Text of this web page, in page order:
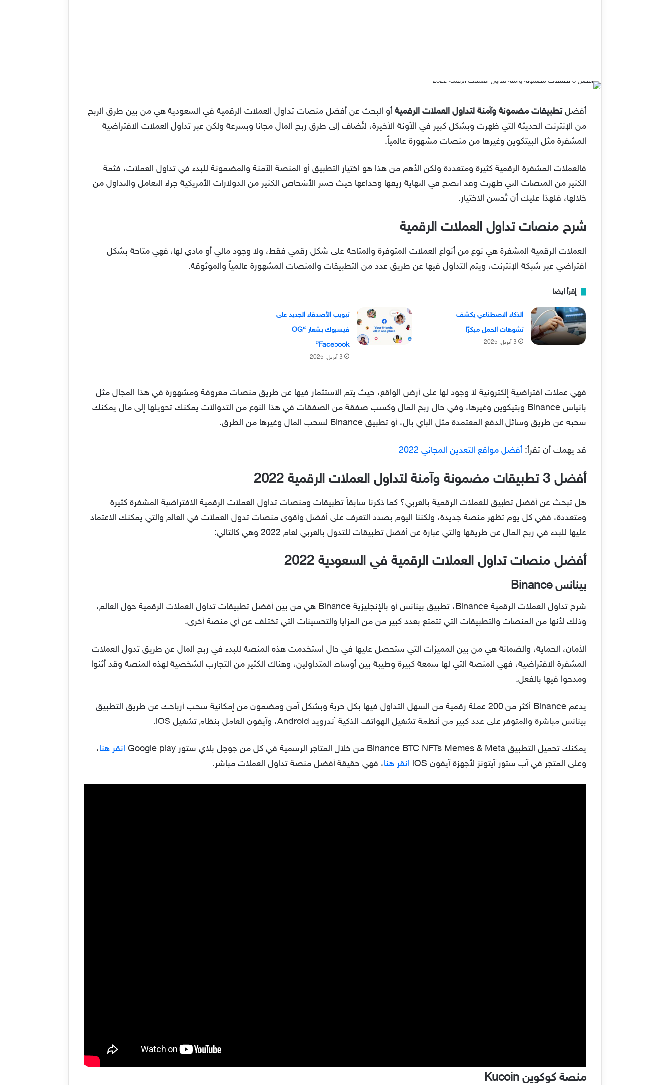
أفضلتطبيقات مضمونة وآمنة لتداول العملات الرقمية أو البحث عن أفضل منصات تداول العملات الرقمية في السعودية هي من بين طرق الربح
من الإنترنت الحديثة التي ظهرت وبشكل كبير في الآونة الأخيرة، لتُضاف إلى طرق ربح المال مجانا وبسرعة ولكن عبر تداول العملات الافتراضية
المشفرة مثل البيتكوين وغيرها من منصات مشهورة عالمياً.
فالعملات المشفرة الرقمية كثيرة ومتعددة ولكن الأهم من هذا هو اختيار التطبيق أو المنصة الآمنة والمضمونة للبدء في تداول العملات، فثمة
الكثير من المنصات التي ظهرت وقد اتضح في النهاية زيفها وخداعها حيث خسر الأشخاص الكثير من الدولارات الأمريكية جراء التعامل والتداول من
خلالها، فلهذا عليك أن تُحسن الاختيار.
شرح منصات تداول العملات الرقمية
العملات الرقمية المشفرة هي نوع من أنواع العملات المتوفرة والمتاحة على شكل رقمي فقط، ولا وجود مالي أو مادي لها، فهي متاحة بشكل
افتراضي عبر شبكة الإنترنت، ويتم التداول فيها عن طريق عدد من التطبيقات والمنصات المشهورة عالمياً والموثوقة.
إقرأ ايضا
الذكاء الاصطناعي يكشف
تشوهات الحمل مبكرًا
3 أبريل, 2025
تبويب الأصدقاء الجديد على
فيسبوك بشعار “OG
Facebook”
3 أبريل, 2025
فهي عملات افتراضية إلكترونية لا وجود لها على أرض الواقع، حيث يتم الاستثمار فيها عن طريق منصات معروفة ومشهورة في هذا المجال مثل
بانياس Binance وبتيكوين وغيرها، وفي حال ربح المال وكسب صفقة من الصفقات في هذا النوع من التدوالات يمكنك تحويلها إلى مال يمكنك
سحبه عن طريق وسائل الدفع المعتمدة مثل الباي بال، أو تطبيق Binance لسحب المال وغيرها من الطرق.
قد يهمك أن تقرأ: أفضل مواقع التعدين المجاني 2022
أفضل 3 تطبيقات مضمونة وآمنة لتداول العملات الرقمية 2022
هل تبحث عن أفضل تطبيق للعملات الرقمية بالعربي؟ كما ذكرنا سابقاً تطبيقات ومنصات تداول العملات الرقمية الافتراضية المشفرة كثيرة
ومتعددة، ففي كل يوم تظهر منصة جديدة، ولكننا اليوم بصدد التعرف على أفضل وأقوى منصات تدول العملات في العالم والتي يمكنك الاعتماد
عليها للبدء في ربح المال عن طريقها والتي عبارة عن أفضل تطبيقات للتدول بالعربي لعام 2022 وهي كالتالي:
أفضل منصات تداول العملات الرقمية في السعودية 2022
بينانس Binance
شرح تداول العملات الرقمية Binance، تطبيق بينانس أو بالإنجليزية Binance هي من بين أفضل تطبيقات تداول العملات الرقمية حول العالم،
وذلك لأنها من المنصات والتطبيقات التي تتمتع بعدد كبير من من المزايا والتحسينات التي تختلف عن أي منصة أخرى.
الأمان، الحماية، والضمانة هي من بين المميزات التي ستحصل عليها في حال استخدمت هذه المنصة للبدء في ربح المال عن طريق تدول العملات
المشفرة الافتراضية، فهي المنصة التي لها سمعة كبيرة وطيبة بين أوساط المتداولين، وهناك الكثير من التجارب الشخصية لهذه المنصة وقد أثنوا
ومدحوا فيها بالفعل.
يدعم Binance أكثر من 200 عملة رقمية من السهل التداول فيها بكل حرية وبشكل آمن ومضمون من إمكانية سحب أرباحك عن طريق التطبيق
بينانس مباشرة والمتوفر على عدد كبير من أنظمة تشغيل الهواتف الذكية آندرويد Android، وآيفون العامل بنظام تشغيل iOS.
يمكنك تحميل التطبيق Binance BTC NFTs Memes & Meta من خلال المتاجر الرسمية في كل من جوجل بلاي ستور Google play انقر هنا،
وعلى المتجر في آب ستور آيتونز لأجهزة آيفون iOS
انقر هنا، فهي حقيقة أفضل منصة تداول العملات مباشر.
منصة كوكوين Kucoin